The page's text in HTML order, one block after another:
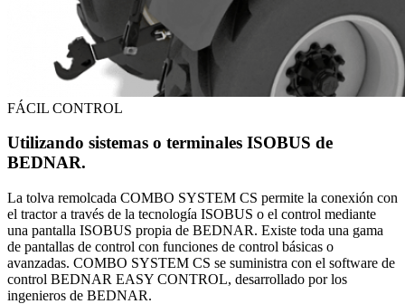
FÁCIL CONTROL
Utilizando sistemas o terminales ISOBUS de
BEDNAR.
La tolva remolcada COMBO SYSTEM CS permite la conexión con
el tractor a través de la tecnología ISOBUS o el control mediante
una pantalla ISOBUS propia de BEDNAR. Existe toda una gama
de pantallas de control con funciones de control básicas o
avanzadas. COMBO SYSTEM CS se suministra con el software de
control BEDNAR EASY CONTROL, desarrollado por los
ingenieros de BEDNAR.